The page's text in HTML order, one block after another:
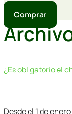
Comprar
¿Es obligatorio el
Desde el 1 de